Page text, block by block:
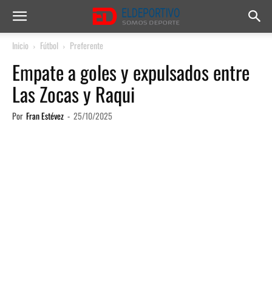
Inicio Fútbol Preferente
Empate a goles y expulsados entre
Las Zocas y Raqui
Por Fran Estévez - 25/10/2025